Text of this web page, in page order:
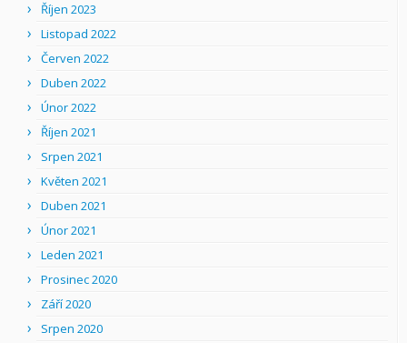
Říjen 2023
Listopad 2022
Červen 2022
Duben 2022
Únor 2022
Říjen 2021
Srpen 2021
Květen 2021
Duben 2021
Únor 2021
Leden 2021
Prosinec 2020
Září 2020
Srpen 2020